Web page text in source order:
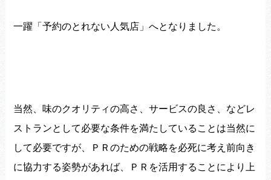
一躍「予約のとれない人気店」へとなりました。
当然、味のクオリティの高さ、サービスの良さ、 などレ
ストランとして必要な条件を満たしていることは当然に
して必要ですが、
ＰＲのための戦略を必死に考え前向き
に協力する姿勢があれば、
ＰＲを活用することにより上